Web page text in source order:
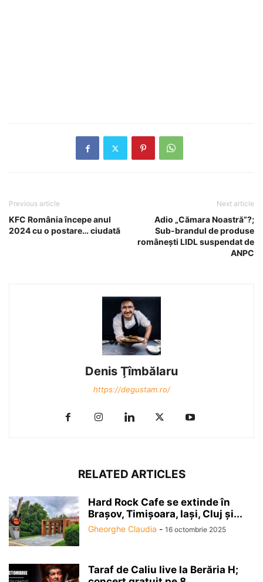
Previous article
KFC România începe anul
2024 cu o postare… ciudată
Next article
Adio „Cămara Noastră”?;
Sub-brandul de produse
româneşti LIDL suspendat de
ANPC
Denis Ţîmbălaru
https://degustam.ro/
RELATED ARTICLES
Hard Rock Cafe se extinde în
Brașov, Timișoara, Iași, Cluj și...
Gheorghe Claudia - 16 octombrie 2025
Taraf de Caliu live la Berăria H;